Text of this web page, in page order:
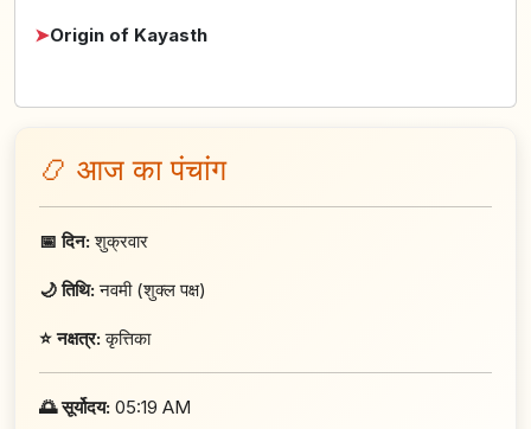
➤Origin of Kayasth
📿 आज का पंचांग
📅 दिन:शुक्रवार
🌙 तिथि:नवमी (शुक्ल पक्ष)
⭐ नक्षत्र:कृत्तिका
🌅 सूर्योदय: 05:19 AM